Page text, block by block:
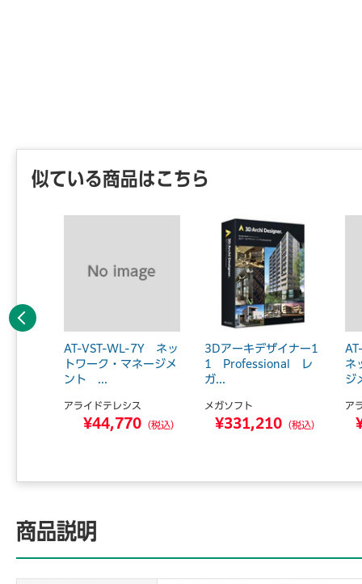
似ている商品はこちら
AT-VST-WL-7Y ネッ
トワーク・マネージメ
ント ...
アライドテレシス
¥44,770 （税込）
3Dアーキデザイナー1
1 Professional レ
ガ...
メガソフト
¥331,210 （税込）
ネ
ジ
ア
前へ
商品説明